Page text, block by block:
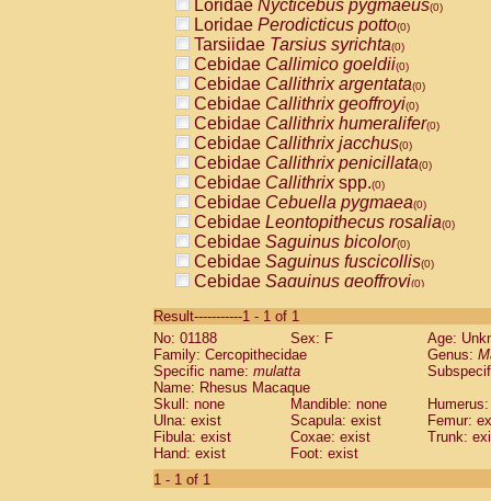
Loridae Nycticebus pygmaeus(0)
Loridae Perodicticus potto(0)
Tarsiidae Tarsius syrichta(0)
Cebidae Callimico goeldii(0)
Cebidae Callithrix argentata(0)
Cebidae Callithrix geoffroyi(0)
Cebidae Callithrix humeralifer(0)
Cebidae Callithrix jacchus(0)
Cebidae Callithrix penicillata(0)
Cebidae Callithrixspp.(0)
Cebidae Cebuella pygmaea(0)
Cebidae Leontopithecus rosalia(0)
Cebidae Saguinus bicolor(0)
Cebidae Saguinus fuscicollis(0)
Cebidae Saguinus geoffroyi(0)
CebidaeSaguinus labiatus(0)
Cebidae Saguinus leucopus (0)
CebidaeSaguinus midas
CebidaeSaguinus mystax
Cebidae Saguinus nigricollis (1)
Cebidae Saguinus oedipus
Cebidae Saguinus weddelli
Cebidae Saguinusspp.
Cebidae
Result-----------1 - 1 of 1
No: 01188
Sex: F
Age:
Family: Cercopithecidae
Genus:
Specific name: mulatta
Name: Rhesus Macaque
Skull: none
Mandible: none
Ulna: exist
Scapula: exist
Femur:
Fibula: exist
Coxae: exist
Trunk:
Hand: exist
Foot: exist
1 - 1 of 1